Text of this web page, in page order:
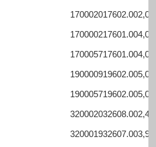
170002017602.002,0
170000217601.004,0
170005717601.004,0
190000919602.005,0
190005719602.005,0
320002032608.002,4
320001932607.003,9